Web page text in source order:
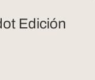
Edición